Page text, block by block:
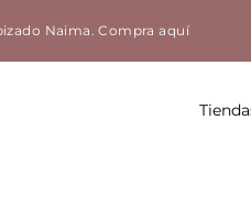
Naima.Compra aquí